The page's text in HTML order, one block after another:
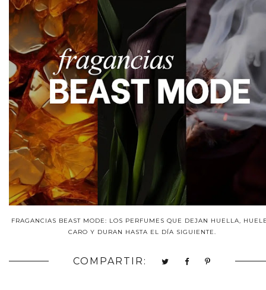
FRAGANCIAS BEAST MODE: LOS PERFUMES QUE DEJAN HUELLA,
CARO Y DURAN HASTA EL DÍA SIGUIENTE.
COMPARTIR: